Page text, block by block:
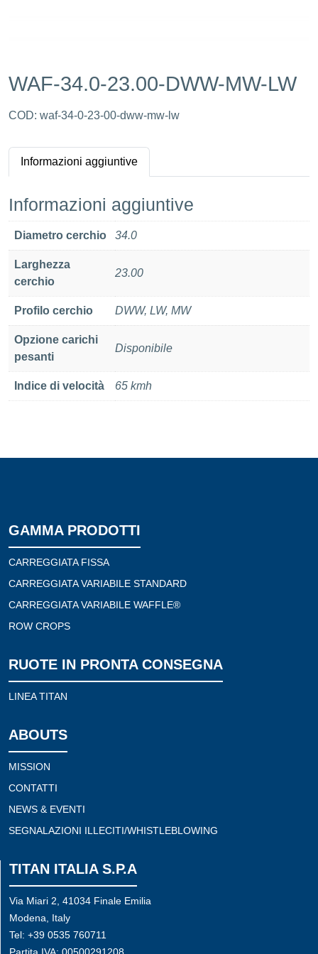
WAF-34.0-23.00-DWW-MW-LW
COD: waf-34-0-23-00-dww-mw-lw
Informazioni aggiuntive
Informazioni aggiuntive
Diametro cerchio 34.0
Larghezza
cerchio
23.00
Profilo cerchio DWW, LW, MW
Opzione carichi
pesanti
Disponibile
Indice di velocità 65 kmh
GAMMA PRODOTTI
CARREGGIATA FISSA
CARREGGIATA VARIABILE STANDARD
CARREGGIATA VARIABILE WAFFLE®
ROW CROPS
RUOTE IN PRONTA CONSEGNA
LINEA TITAN
ABOUTS
MISSION
CONTATTI
NEWS & EVENTI
SEGNALAZIONI ILLECITI/WHISTLEBLOWING
TITAN ITALIA S.P.A
Via Miari 2, 41034 Finale Emilia
Modena, Italy
Tel: +39 0535 760711